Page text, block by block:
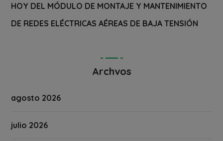
HOY DEL MÓDULO DE MONTAJE Y MANTENIMIENTO
DE REDES ELÉCTRICAS AÉREAS DE BAJA TENSIÓN
Archvos
agosto 2026
julio 2026